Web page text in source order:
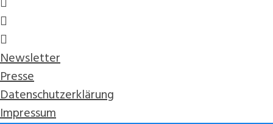
Newsletter
Presse
Datenschutzerklärung
Impressum